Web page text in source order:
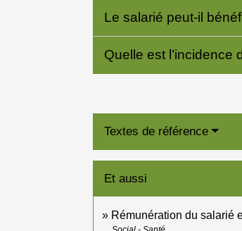
Le salarié peut-il
Quelle est l’incidence
Textes de référence
Et aussi
Rémunération du salarié